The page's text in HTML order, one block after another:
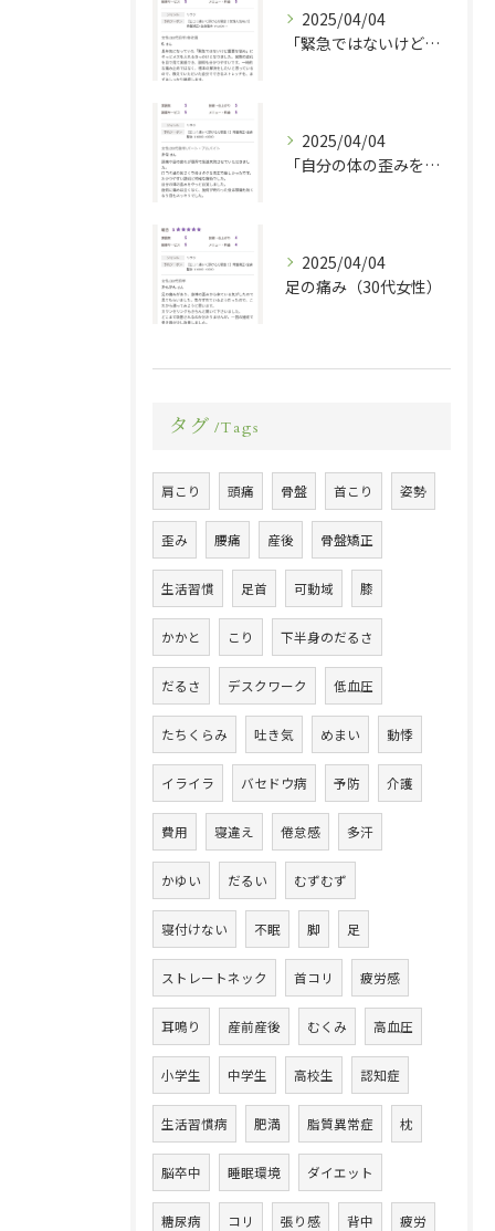
2025/04/04
「緊急ではないけど重要な悩みにやっとメスを入れるきっかけとなりました」（30代女性）
2025/04/04
「自分の体の歪みをやっと自覚しました。」（20代女性）
2025/04/04
足の痛み（30代女性）
タグ Tags
肩こり 頭痛 骨盤 首こり 姿勢
歪み 腰痛 産後 骨盤矯正
生活習慣 足首 可動域 膝
かかと こり 下半身のだるさ
だるさ デスクワーク 低血圧
たちくらみ 吐き気 めまい 動悸
イライラ バセドウ病 予防 介護
費用 寝違え 倦怠感 多汗
かゆい だるい むずむず
寝付けない 不眠 脚 足
ストレートネック 首コリ 疲労感
耳鳴り 産前産後 むくみ 高血圧
小学生 中学生 高校生 認知症
生活習慣病 肥満 脂質異常症 枕
脳卒中 睡眠環境 ダイエット
糖尿病 コリ 張り感 背中 疲労